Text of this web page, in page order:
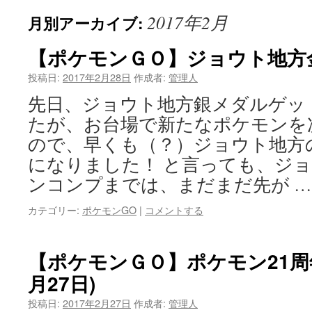
月別アーカイブ: 2017年2月
【ポケモンＧＯ】ジョウト地
投稿日: 2017年2月28日 作成者: 管理人
先日、ジョウト地方銀メダルゲ
たが、お台場で新たなポケモン
ので、早くも（？）ジョウト地
になりました！ と言っても、ジ
ンコンプまでは、まだまだ先が
カテゴリー: ポケモンGO | コメントする
【ポケモンＧＯ】ポケモン21
月27日)
投稿日: 2017年2月27日 作成者: 管理人